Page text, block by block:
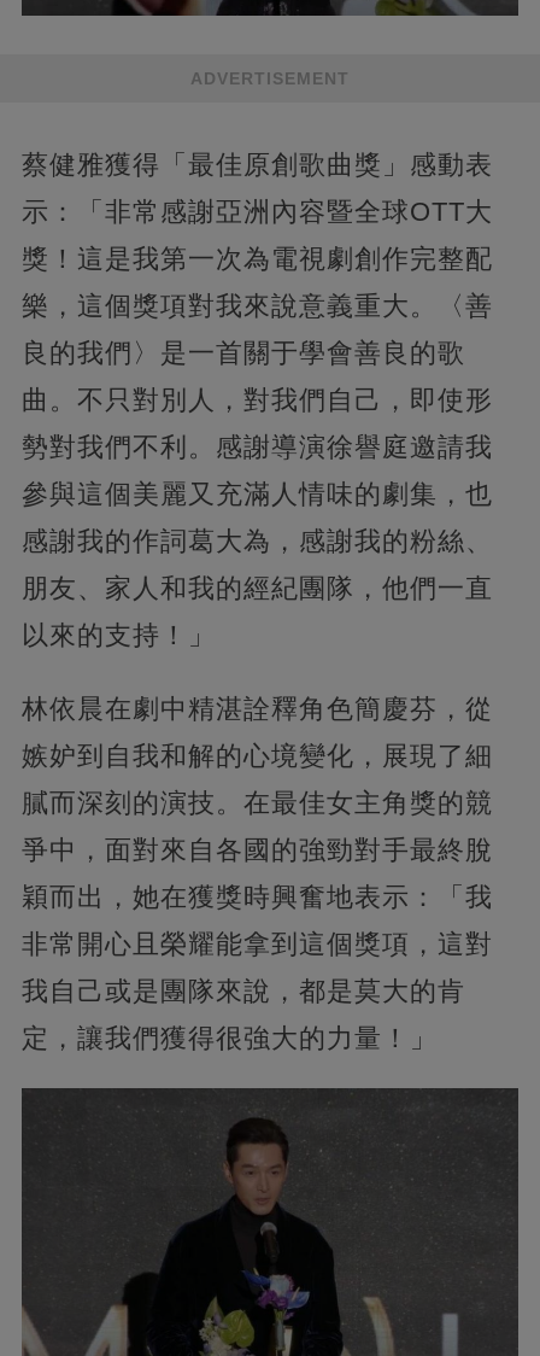
ADVERTISEMENT
蔡健雅獲得「最佳原創歌曲獎」感動表
示：「非常感謝亞洲內容暨全球OTT大
獎！這是我第一次為電視劇創作完整配
樂，這個獎項對我來說意義重大。〈善
良的我們〉是一首關于學會善良的歌
曲。不只對別人，對我們自己，即使形
勢對我們不利。感謝導演徐譽庭邀請我
參與這個美麗又充滿人情味的劇集，也
感謝我的作詞葛大為，感謝我的粉絲、
朋友、家人和我的經紀團隊，他們一直
以來的支持！」
林依晨在劇中精湛詮釋角色簡慶芬，從
嫉妒到自我和解的心境變化，展現了細
膩而深刻的演技。在最佳女主角獎的競
爭中，面對來自各國的強勁對手最終脫
穎而出，她在獲獎時興奮地表示：「我
非常開心且榮耀能拿到這個獎項，這對
我自己或是團隊來說，都是莫大的肯
定，讓我們獲得很強大的力量！」